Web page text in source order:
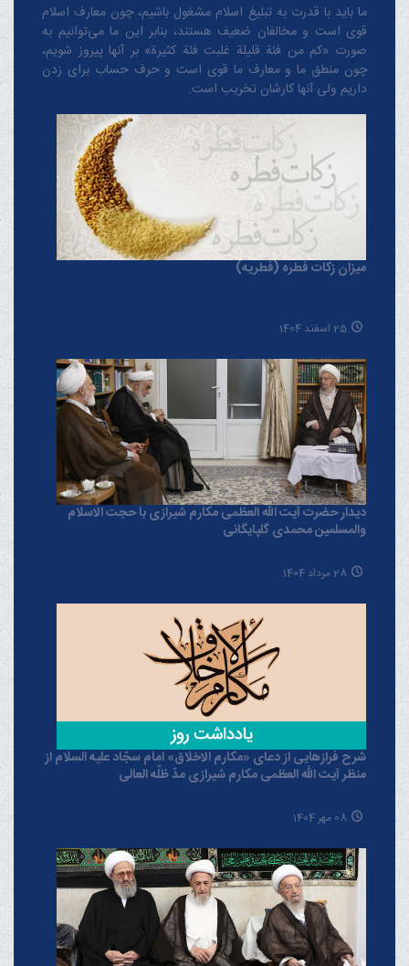
ما باید با قدرت به تبلیغ اسلام مشغول باشیم، چون معارف اسلام
قوی است و مخالفان ضعیف هستند، بنابر این ما می‌توانیم به
صورت «کم من فئة قلیلة غلبت فئة کثیرة» بر آنها پیروز شویم،
چون منطق‌ ما و معارف ‌ما قوی است و حرف حساب برای زدن
داریم ولی آنها کارشان تخریب است.
میزان زکات فطره (فطریه)
25 اسفند 1404
دیدار حضرت آیت الله العظمی مکارم شیرازی با حجت الاسلام
والمسلمین محمدی گلپایگانی
28 مرداد 1404
شرح فرازهایی از دعای «مکارم الاخلاق» امام سجّاد علیه السلام از
منظر آیت الله العظمی مکارم شیرازی مدّ ظلّه العالی
08 مهر 1404